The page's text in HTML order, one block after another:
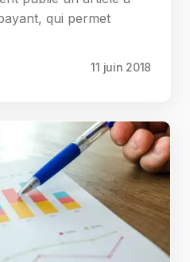
qui permet
11 juin 2018